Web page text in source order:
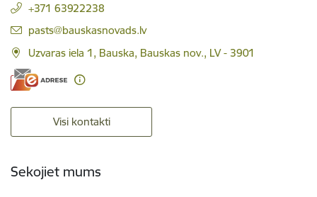
+371 63922238
E-pasts:
pasts@bauskasnovads.lv
Uzvaras iela 1, Bauska, Bauskas nov., LV - 3901
Visi kontakti
Sekojiet mums